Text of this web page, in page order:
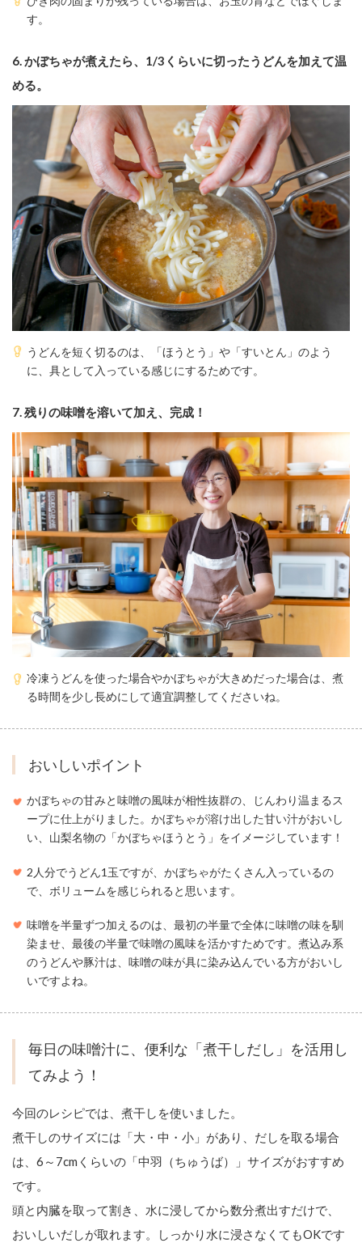
す。
6.かぼちゃが煮えたら、1/3くらいに切ったうどんを加えて温
める。
うどんを短く切るのは、「ほうとう」や「すいとん」のよう
に、具として入っている感じにするためです。
7.残りの味噌を溶いて加え、完成！
冷凍うどんを使った場合やかぼちゃが大きめだった場合は、煮
る時間を少し長めにして適宜調整してくださいね。
おいしいポイント
かぼちゃの甘みと味噌の風味が相性抜群の、じんわり温まるス
ープに仕上がりました。かぼちゃが溶け出した甘い汁がおいし
い、山梨名物の「かぼちゃほうとう」をイメージしています！
2人分でうどん1玉ですが、かぼちゃがたくさん入っているの
で、ボリュームを感じられると思います。
味噌を半量ずつ加えるのは、最初の半量で全体に味噌の味を馴
染ませ、最後の半量で味噌の風味を活かすためです。煮込み系
のうどんや豚汁は、味噌の味が具に染み込んでいる方がおいし
いですよね。
毎日の味噌汁に、便利な「煮干しだし」を活用し
てみよう！
今回のレシピでは、煮干しを使いました。
煮干しのサイズには「大・中・小」があり、だしを取る場合
は、6～7cmくらいの「中羽（ちゅうば）」サイズがおすすめ
です。
頭と内臓を取って割き、水に浸してから数分煮出すだけで、
おいしいだしが取れます。しっかり水に浸さなくてもOKです